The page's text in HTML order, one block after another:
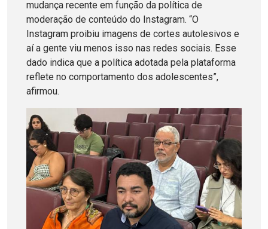
mudança recente em função da política de
moderação de conteúdo do Instagram. “O
Instagram proibiu imagens de cortes autolesivos e
aí a gente viu menos isso nas redes sociais. Esse
dado indica que a política adotada pela plataforma
reflete no comportamento dos adolescentes”,
afirmou.